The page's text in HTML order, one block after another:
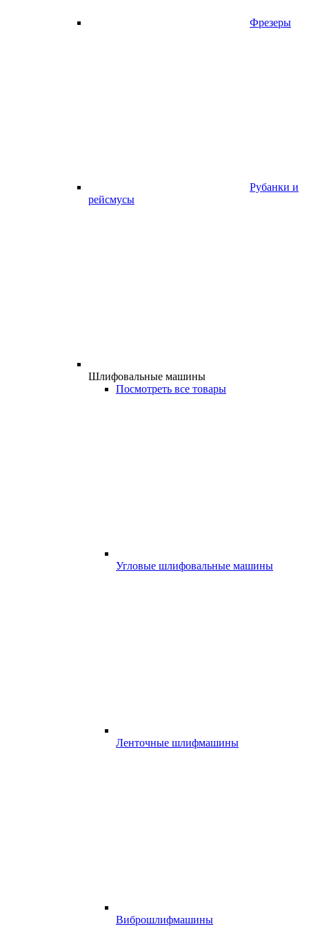
Фрезеры
Рубанки и
рейсмусы
Шлифовальные машины
Посмотреть все товары
Угловые шлифовальные машины
Ленточные шлифмашины
Виброшлифмашины